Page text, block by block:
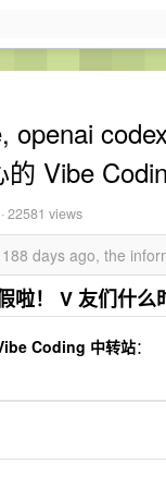
openai
Vibe
· 22581 views
days ago, the
啦！ V 友们什么
Coding 中转站：